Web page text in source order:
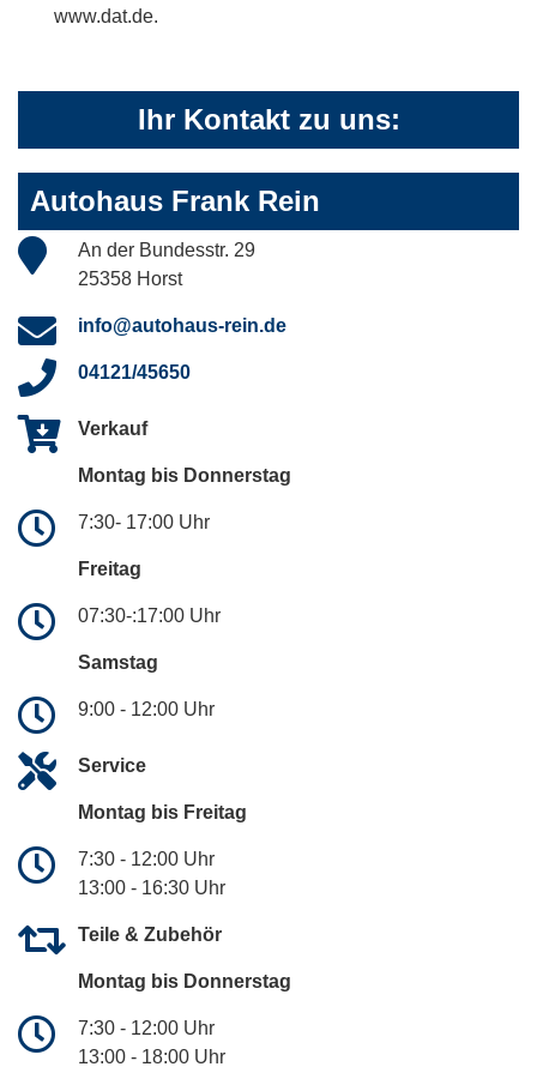
www.dat.de.
Ihr Kontakt zu uns:
Autohaus Frank Rein
An der Bundesstr. 29
25358 Horst
info@autohaus-rein.de
04121/45650
Verkauf
Montag bis Donnerstag
7:30- 17:00 Uhr
Freitag
07:30-:17:00 Uhr
Samstag
9:00 - 12:00 Uhr
Service
Montag bis Freitag
7:30 - 12:00 Uhr
13:00 - 16:30 Uhr
Teile & Zubehör
Montag bis Donnerstag
7:30 - 12:00 Uhr
13:00 - 18:00 Uhr